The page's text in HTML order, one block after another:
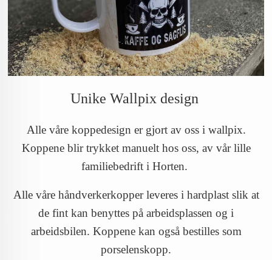
Unike Wallpix design
Alle våre koppedesign er gjort av oss i wallpix.
Koppene blir trykket manuelt hos oss, av vår lille
familiebedrift i Horten.
Alle våre håndverkerkopper leveres i hardplast slik at
de fint kan benyttes på arbeidsplassen og i
arbeidsbilen. Koppene kan også bestilles som
porselenskopp.